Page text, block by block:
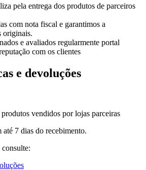
pela entrega dos produtos de parceiros
com nota fiscal e garantimos a
originais.
e avaliados regularmente portal
com os clientes
e devoluções
vendidos por lojas parceiras
7 dias do recebimento.